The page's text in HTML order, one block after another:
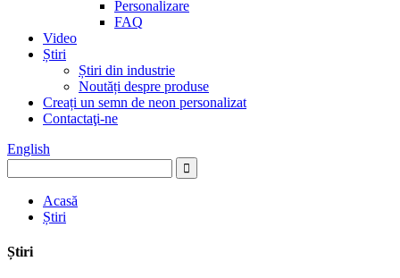
Personalizare
FAQ
Video
Știri
Știri din industrie
Noutăți despre produse
Creați un semn de neon personalizat
Contactaţi-ne
English
Acasă
Știri
Știri